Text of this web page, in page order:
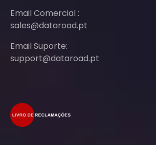
Email Comercial :
sales@dataroad.pt
Email Suporte:
support@dataroad.pt